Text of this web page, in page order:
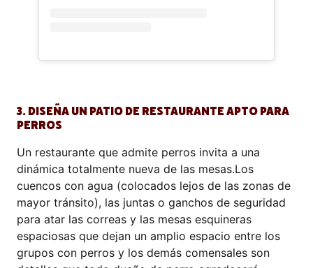
3. DISEÑA UN PATIO DE RESTAURANTE APTO PARA
PERROS
Un restaurante que admite perros invita a una
dinámica totalmente nueva de las mesas.Los
cuencos con agua (colocados lejos de las zonas de
mayor tránsito), las juntas o ganchos de seguridad
para atar las correas y las mesas esquineras
espaciosas que dejan un amplio espacio entre los
grupos con perros y los demás comensales son